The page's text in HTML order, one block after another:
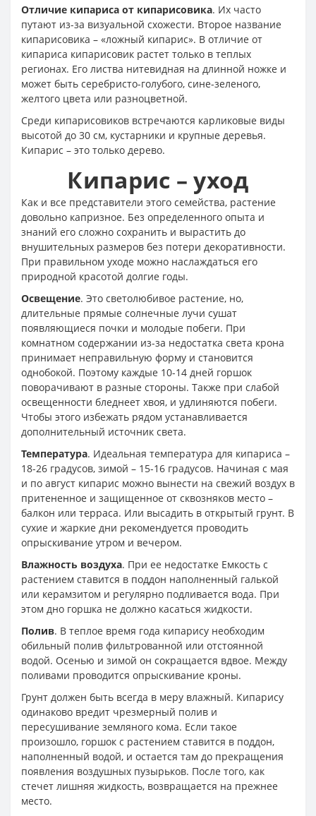
Отличие кипариса от кипарисовика. Их часто
путают из-за визуальной схожести. Второе название
кипарисовика – «ложный кипарис». В отличие от
кипариса кипарисовик растет только в теплых
регионах. Его листва нитевидная на длинной ножке и
может быть серебристо-голубого, сине-зеленого,
желтого цвета или разноцветной.
Среди кипарисовиков встречаются карликовые виды
высотой до 30 см, кустарники и крупные деревья.
Кипарис – это только дерево.
Кипарис – уход
Как и все представители этого семейства, растение
довольно капризное. Без определенного опыта и
знаний его сложно сохранить и вырастить до
внушительных размеров без потери декоративности.
При правильном уходе можно наслаждаться его
природной красотой долгие годы.
Освещение. Это светолюбивое растение, но,
длительные прямые солнечные лучи сушат
появляющиеся почки и молодые побеги. При
комнатном содержании из-за недостатка света крона
принимает неправильную форму и становится
однобокой. Поэтому каждые 10-14 дней горшок
поворачивают в разные стороны. Также при слабой
освещенности бледнеет хвоя, и удлиняются побеги.
Чтобы этого избежать рядом устанавливается
дополнительный источник света.
Температура. Идеальная температура для кипариса –
18-26 градусов, зимой – 15-16 градусов. Начиная с мая
и по август кипарис можно вынести на свежий воздух в
притененное и защищенное от сквозняков место –
балкон или терраса. Или высадить в открытый грунт. В
сухие и жаркие дни рекомендуется проводить
опрыскивание утром и вечером.
Влажность воздуха. При ее недостатке Емкость с
растением ставится в поддон наполненный галькой
или керамзитом и регулярно подливается вода. При
этом дно горшка не должно касаться жидкости.
Полив. В теплое время года кипарису необходим
обильный полив фильтрованной или отстоянной
водой. Осенью и зимой он сокращается вдвое. Между
поливами проводится опрыскивание кроны.
Грунт должен быть всегда в меру влажный. Кипарису
одинаково вредит чрезмерный полив и
пересушивание земляного кома. Если такое
произошло, горшок с растением ставится в поддон,
наполненный водой, и остается там до прекращения
появления воздушных пузырьков. После того, как
стечет лишняя жидкость, возвращается на прежнее
место.